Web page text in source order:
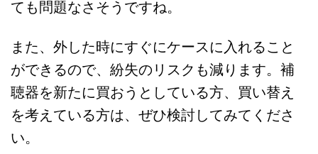
ても問題なさそうですね。
また、外した時にすぐにケースに入れること
ができるので、紛失のリスクも減ります。補
聴器を新たに買おうとしている方、買い替え
を考えている方は、ぜひ検討してみてくださ
い。